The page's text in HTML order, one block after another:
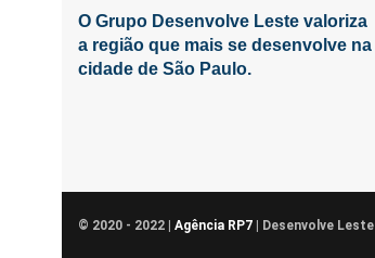
O Grupo Desenvolve Leste valoriza
a região que mais se desenvolve na
cidade de São Paulo.
© 2020 - 2022 | Agência RP7 | Desenvolve Leste